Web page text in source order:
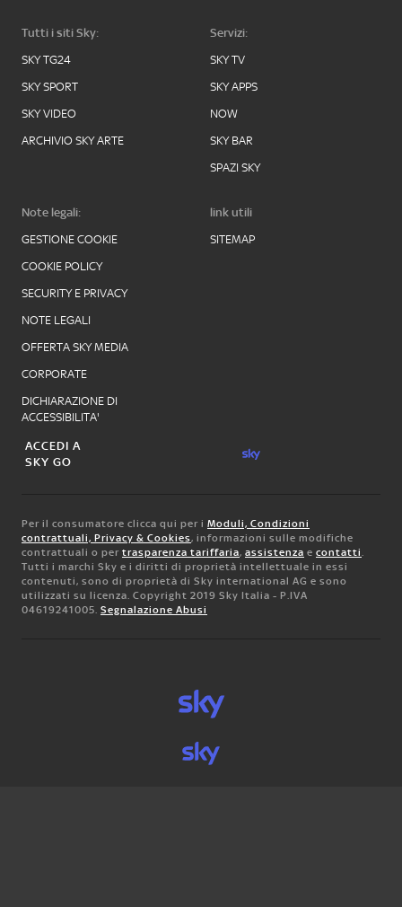
Tutti i siti Sky:
SKY TG24
SKY SPORT
SKY VIDEO
ARCHIVIO SKY ARTE
Servizi:
SKY TV
SKY APPS
NOW
SKY BAR
SPAZI SKY
Note legali:
GESTIONE COOKIE
COOKIE POLICY
SECURITY E PRIVACY
NOTE LEGALI
OFFERTA SKY MEDIA
CORPORATE
DICHIARAZIONE DI
ACCESSIBILITA'
link utili
SITEMAP
ACCEDI A
SKY GO
Per il consumatore clicca qui per i Moduli, Condizioni
contrattuali, Privacy & Cookies, informazioni sulle modifiche
contrattuali o per trasparenza tariffaria, assistenza e contatti.
Tutti i marchi Sky e i diritti di proprietà intellettuale in essi
contenuti, sono di proprietà di Sky international AG e sono
utilizzati su licenza. Copyright 2019 Sky Italia - P.IVA
04619241005. Segnalazione Abusi